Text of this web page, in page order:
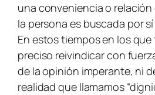
una conveniencia o
la persona es buscada por
En estos tiempos en los
preciso reivindicar con
de la opinión imperante, ni
realidad que llamamos